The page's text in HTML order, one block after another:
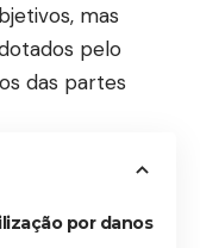
mas
pelo
das partes
por danos